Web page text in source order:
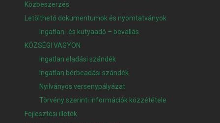
Közbeszerzés
Letölthető dokumentumok és nyomtatványok
Ingatlan- és kutyaadó – bevallás
KÖZSÉGI VAGYON
Ingatlan eladási szándék
Ingatlan bérbeadási szándék
Nyilványos versenypályázat
Törvény szerinti információk közzététele
Fejlesztési illeték